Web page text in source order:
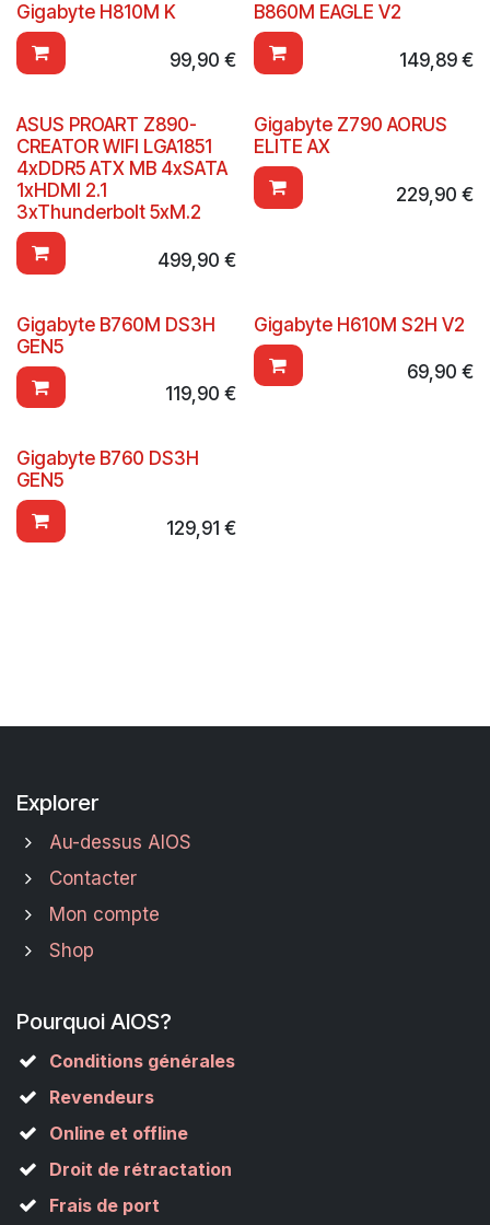
Gigabyte H810M K
99,90 €
B860M EAGLE V2
149,89€
ASUS PROART Z890-
CREATOR WIFI LGA1851
4xDDR5 ATX MB 4xSATA
1xHDMI 2.1
3xThunderbolt 5xM.2
499,90 €
Gigabyte Z790 AORUS
ELITE AX
229,90 €
Gigabyte B760M DS3H
GEN5
119,90 €
Gigabyte H610M S2H V2
69,90 €
Gigabyte B760 DS3H
GEN5
129,91 €
Explorer
Au-dessus AIOS
Contacter
Mon compte
Shop
Pourquoi AIOS?
Conditions générales
Revendeurs
Online et offline
Droit de rétractation
Frais de port